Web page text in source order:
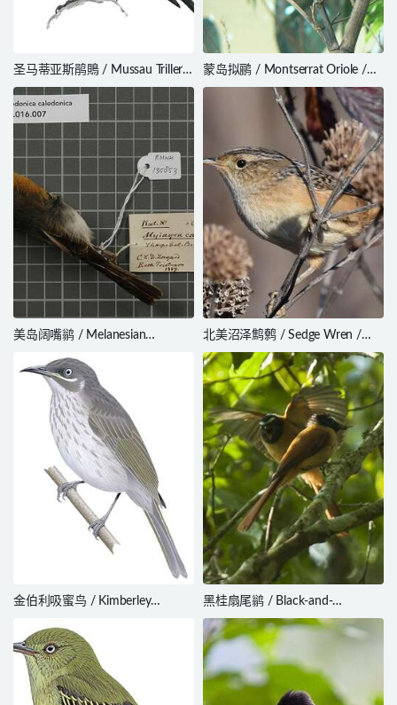
圣马蒂亚斯鹃鵙 / Mussau Triller /
Lalage conjuncta
蒙岛拟鹂 / Montserrat Oriole /
Icterus oberi
美岛阔嘴鹟 / Melanesian
北美沼泽鹪鹩 / Sedge Wren /
Cistothorus stellaris
金伯利吸蜜鸟 / Kimberley
黑桂扇尾鹟 / Black-and-
cinnamon Fantail / Rhipidura
nigrocinnamomea